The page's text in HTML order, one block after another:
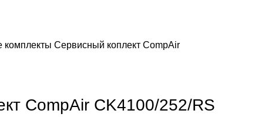
комплекты Сервисный коплект CompAir
CompAir CK4100/252/RS